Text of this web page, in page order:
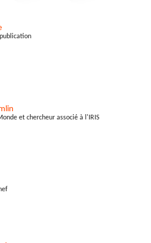
et chercheur associé à l'IRIS